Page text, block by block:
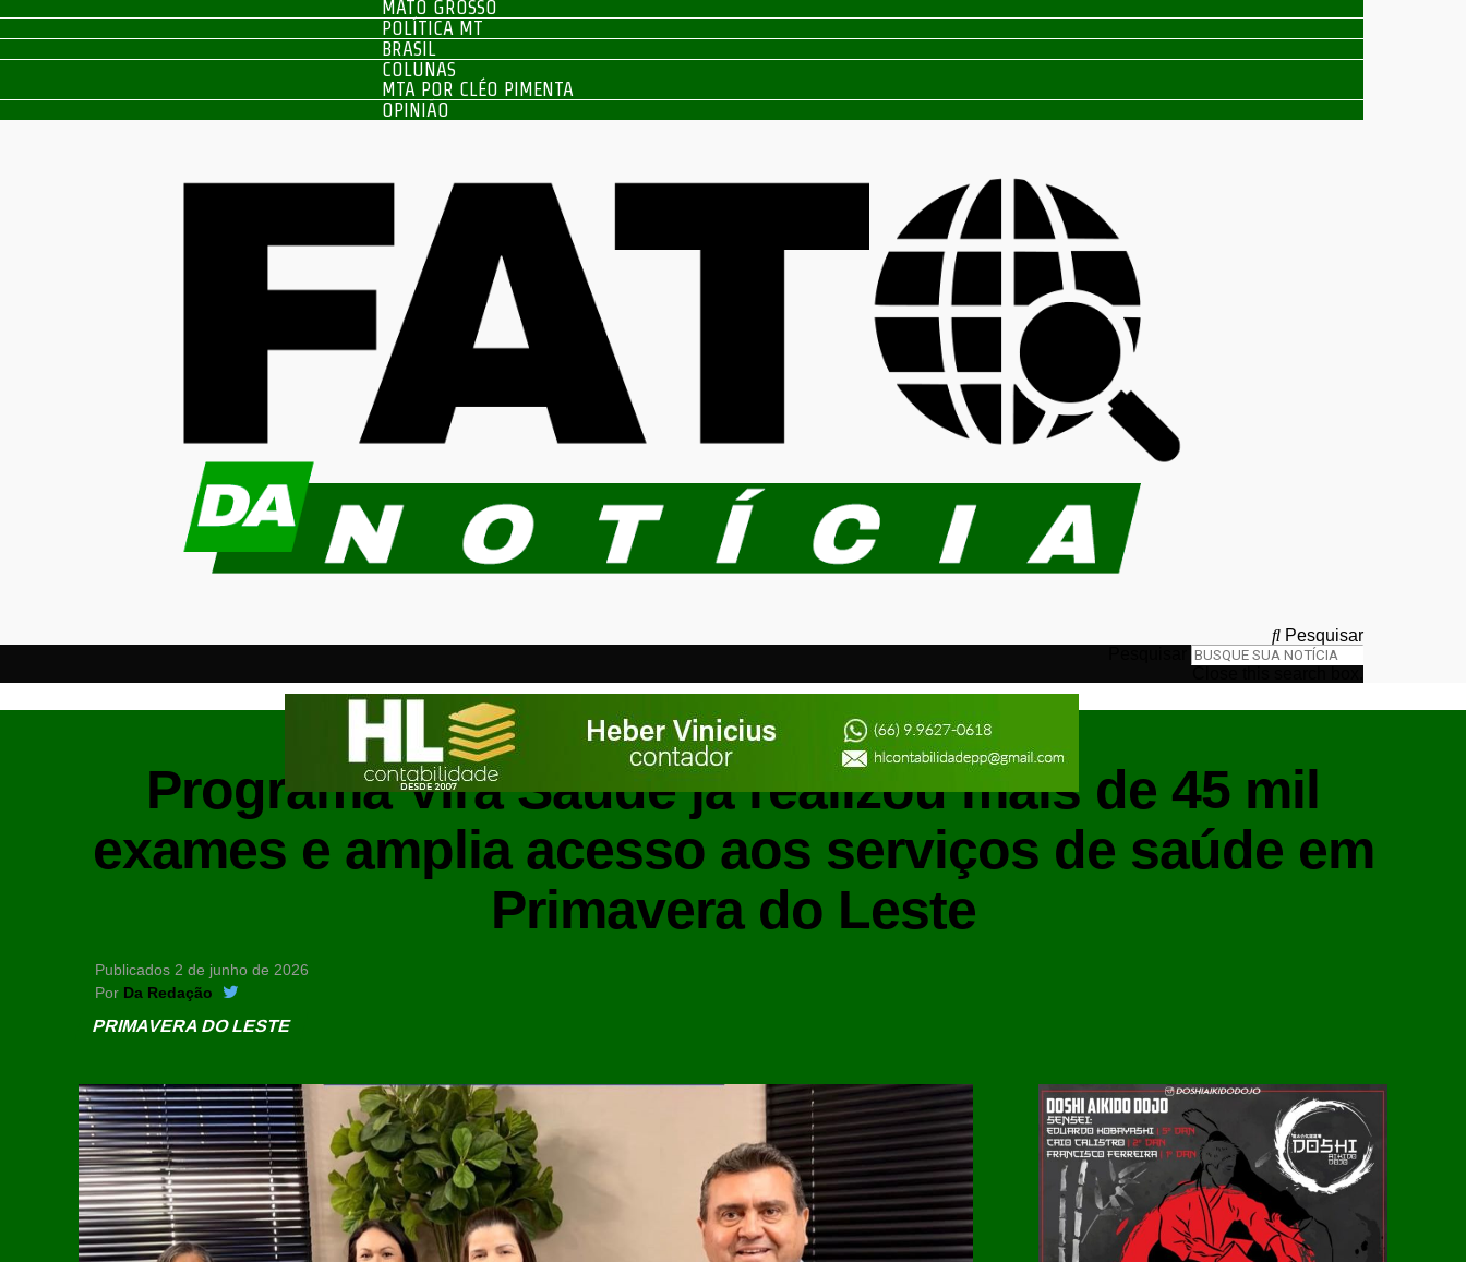
MATO GROSSO
POLÍTICA MT
BRASIL
COLUNAS
MTA POR CLÉO PIMENTA
OPINIÃO
Pesquisar
PRIMAVERA DO LESTE
Programa Vira Saúde já realizou mais de 45 mil
exames e amplia acesso aos serviços de saúde em
Primavera do Leste
Publicados 2 de junho de 2026
Por Da Redação
PRIMAVERA DO LESTE